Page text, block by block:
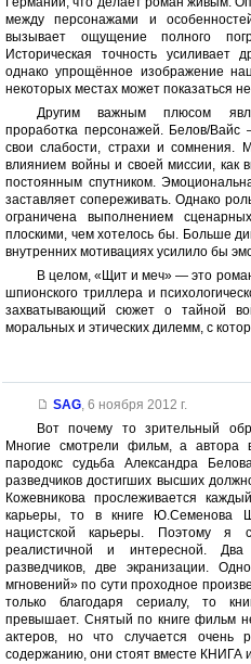
между персонажами и
вызывает ощущение полного
Историческая точность усиливает
однако упрощённое изображение
некоторых местах может показаться
Другим важным плюсом
проработка персонажей. Белов/
свои слабости, страхи и сомнения.
влиянием войны и своей миссии, как
постоянным спутником.
заставляет сопереживать. Однако
ограничена выполнением
плоскими, чем хотелось бы. Больше
внутренних мотивациях усилило бы
В целом, «Щит и меч» — это
шпионского триллера и
захватывающий сюжет о тайной
моральных и этических дилемм, с
SAG, 6 ноября 2012 г.
Вот почему то зрительный
Многие смотрели фильм, а
пародокс судьба Александра
разведчиков достигших высших
Кожевникова прослеживается
карьеры, то в книге Ю.Семенова
нацистской карьеры. Поэтому я
реалистичной и интересной.
разведчиков, две экранизации.
мгновений» по сути проходное
только благодаря сериалу, то
превышает. Снятый по книге фильм
актеров, но что случается очень
содержанию, они стоят вместе